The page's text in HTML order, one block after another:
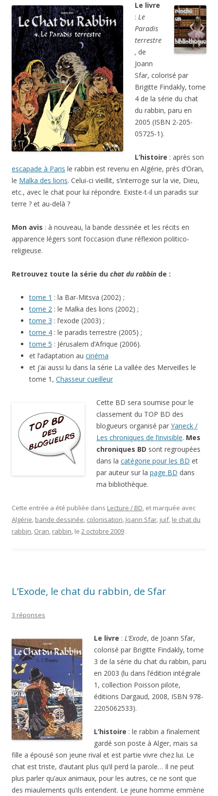
Le livre
: Le
Paradis
terrestre
, de
Joann
Sfar, colorisé par
Brigitte Findakly, tome
4 de la série du chat
du rabbin, paru en
2005 (ISBN 2-205-
05725-1).
L’histoire : après son
escapade à Paris le rabbin est revenu en Algérie, près d’Oran,
le Malka des lions. Celui-ci vieillit, s’interroge sur la vie, Dieu,
etc., avec le chat pour lui répondre. Existe-t-il un paradis sur
terre ? et au-delà ?
Mon avis : à nouveau, la bande dessinée et les récits en
apparence légers sont l’occasion d’une réflexion politico-
religieuse.
Retrouvez toute la série du chat du rabbin de :
tome 1 : la Bar-Mitsva (2002) ;
tome 2 : le Malka des lions (2002) ;
tome 3 : l’exode (2003) ;
tome 4 : le paradis terrestre (2005) ;
tome 5 : Jérusalem d’Afrique (2006).
et l’adaptation au cinéma
et j’ai aussi lu dans la série La vallée des Merveilles le
tome 1, Chasseur cueilleur
Cette BD sera soumise pour le
classement du TOP BD des
blogueurs organisé par Yaneck /
Les chroniques de l’invisible. Mes
chroniques BD sont regroupées
dans la catégorie pour les BD et
par auteur sur la page BD dans
ma bibliothèque.
Cette entrée a été publiée dans Lecture / BD, et marquée avec
Algérie, bande dessinée, colonisation, Joann Sfar, juif, le chat du
rabbin, Oran, rabbin, le 2 octobre 2009 .
L’Exode, le chat du rabbin, de Sfar
3 réponses
Le livre : L’Exode, de Joann Sfar,
colorisé par Brigitte Findakly, tome
3 de la série du chat du rabbin, paru
en 2003 (lu dans l’édition intégrale
1, collection Poisson pilote,
éditions Dargaud, 2008, ISBN 978-
2205062533).
L’histoire : le rabbin a finalement
gardé son poste à Alger, mais sa
fille a épousé son jeune rival et est partie vivre chez lui. Le
chat est triste, d’autant plus qu’il perd la parole… Il ne peut
plus parler qu’aux animaux, pour les autres, ce ne sont que
des miaulements qu’ils entendent. Le jeune homme emmène